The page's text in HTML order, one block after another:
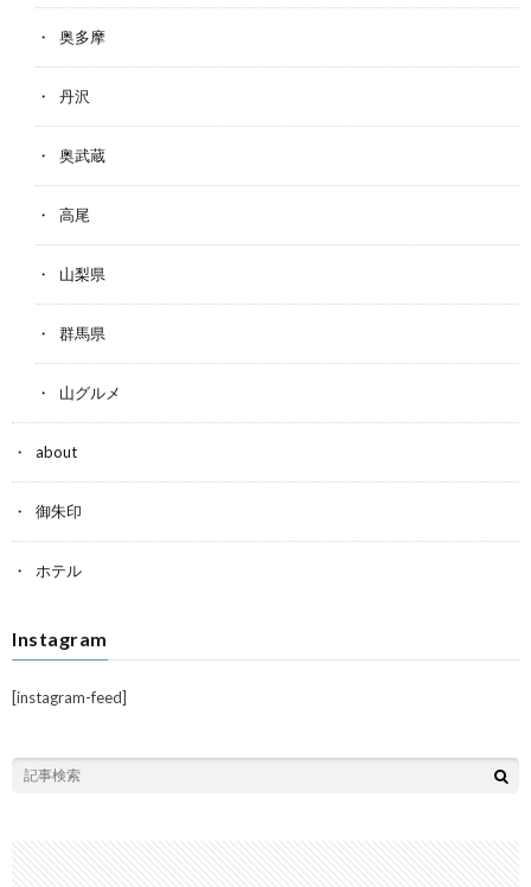
奥多摩
丹沢
奥武蔵
高尾
山梨県
群馬県
山グルメ
about
御朱印
ホテル
Instagram
[instagram-feed]